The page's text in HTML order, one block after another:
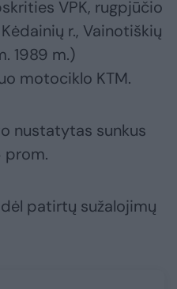
VPK, rugpjūčio
r., Vainotiškių
1989 m.)
motociklo KTM.
nustatytas sunkus
prom.
patirtų sužalojimų